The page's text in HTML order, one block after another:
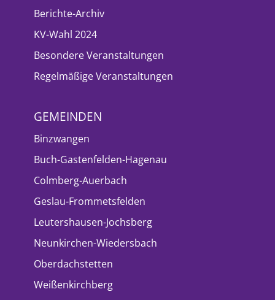
Berichte-Archiv
KV-Wahl 2024
Besondere Veranstaltungen
Regelmäßige Veranstaltungen
GEMEINDEN
Binzwangen
Buch-Gastenfelden-Hagenau
Colmberg-Auerbach
Geslau-Frommetsfelden
Leutershausen-Jochsberg
Neunkirchen-Wiedersbach
Oberdachstetten
Weißenkirchberg